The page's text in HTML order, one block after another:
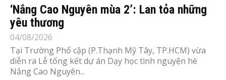
‘Nắng Cao Nguyên mùa 2’: Lan tỏa những
yêu thương
04/08/2026
Tại Trường Phổ cập (P.Thạnh Mỹ Tây, TP.HCM) vừa
diễn ra Lễ tổng kết dự án Dạy học tình nguyện hè
Nắng Cao Nguyên...